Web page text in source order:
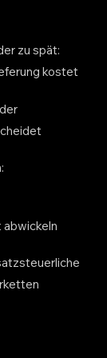
zu spät:
kostet